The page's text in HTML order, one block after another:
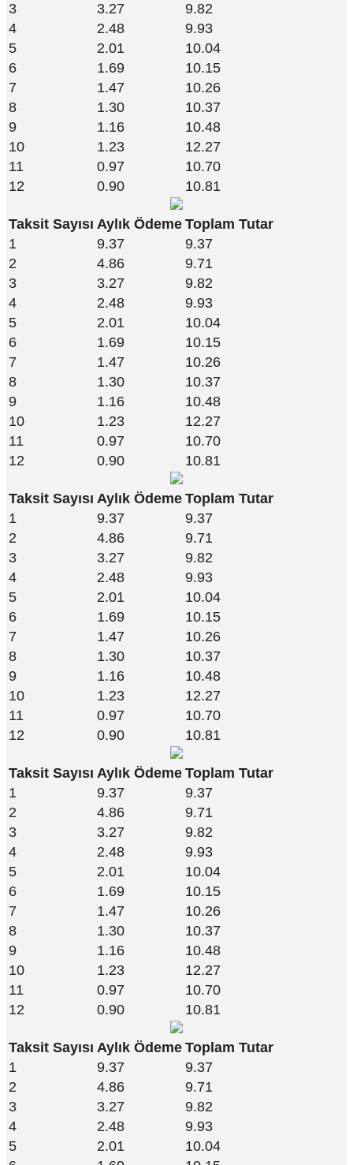
3
3.27
9.82
4
2.48
9.93
5
2.01
10.04
6
1.69
10.15
7
1.47
10.26
8
1.30
10.37
9
1.16
10.48
10
1.23
12.27
11
0.97
10.70
12
0.90 10.81
Taksit Sayısı Aylık Ödeme Toplam Tutar
1
9.37
9.37
2
4.86
9.71
3
3.27
9.82
4
2.48
9.93
5
2.01
10.04
6
1.69
10.15
7
1.47
10.26
8
1.30
10.37
9
1.16
10.48
10
1.23
12.27
11
0.97
10.70
12
0.90 10.81
Taksit Sayısı Aylık Ödeme Toplam Tutar
1
9.37
9.37
2
4.86
9.71
3
3.27
9.82
4
2.48
9.93
5
2.01
10.04
6
1.69
10.15
7
1.47
10.26
8
1.30
10.37
9
1.16
10.48
10
1.23
12.27
11
0.97
10.70
12
0.90 10.81
Taksit Sayısı Aylık Ödeme Toplam Tutar
1
9.37
9.37
2
4.86
9.71
3
3.27
9.82
4
2.48
9.93
5
2.01
10.04
6
1.69
10.15
7
1.47
10.26
8
1.30
10.37
9
1.16
10.48
10
1.23
12.27
11
0.97
10.70
12
0.90 10.81
Taksit Sayısı Aylık Ödeme Toplam Tutar
1
9.37
9.37
2
4.86
9.71
3
3.27
9.82
4
2.48
9.93
5
2.01
10.04